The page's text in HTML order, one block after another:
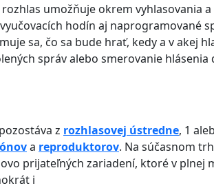
umožňuje okrem vyhlasovania
hodín aj naprogramované
sa, čo sa bude hrať, kedy a v akej
správ alebo smerovanie hlásenia
pozostáva z rozhlasovej ústredne, 1
a reproduktorov. Na súčasnom
prijateľných zariadení, ktoré v plnej
i